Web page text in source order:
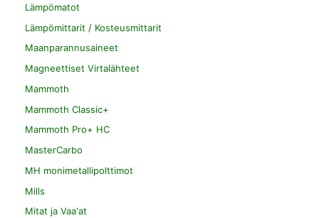
Lämpömatot
Lämpömittarit / Kosteusmittarit
Maanparannusaineet
Magneettiset Virtalähteet
Mammoth
Mammoth Classic+
Mammoth Pro+ HC
MasterCarbo
MH monimetallipolttimot
Mills
Mitat ja Vaa'at